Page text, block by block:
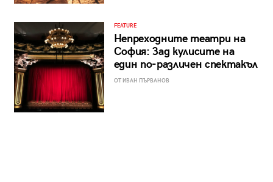
FEATURE
Непреходните театри на
София: Зад кулисите на
един по-различен спектакъл
ОТ ИВАН ПЪРВАНОВ